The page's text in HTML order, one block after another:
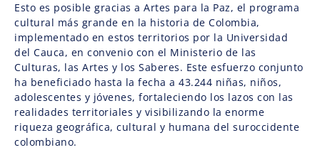
Esto es posible gracias a Artes para la Paz, el programa
cultural más grande en la historia de Colombia,
implementado en estos territorios por la Universidad
del Cauca, en convenio con el Ministerio de las
Culturas, las Artes y los Saberes. Este esfuerzo conjunto
ha beneficiado hasta la fecha a 43.244 niñas, niños,
adolescentes y jóvenes, fortaleciendo los lazos con las
realidades territoriales y visibilizando la enorme
riqueza geográfica, cultural y humana del suroccidente
colombiano.